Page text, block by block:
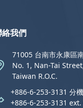
絡我們
71005 台南市永康區
No. 1, Nan-Tai
Taiwan R.O.C.
+886-6-253-3131 分
+886-6-253-3131